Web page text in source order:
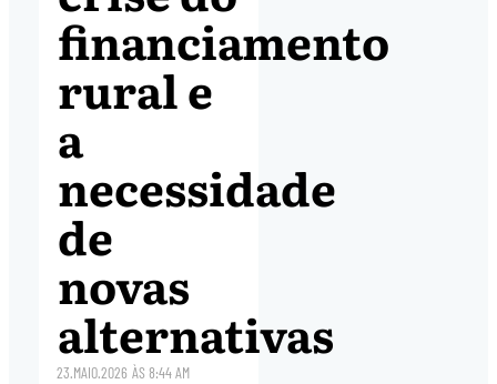
financiamento
rural e
a
necessidade
de
novas
alternativas
23.MAIO.2026 ÀS 8:44 AM